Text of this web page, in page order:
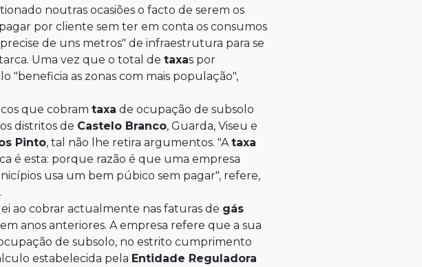
noutras ocasiões o facto de serem os
por cliente sem ter em conta os consumos
de uns metros" de infraestrutura para se
Uma vez que o total de taxas por
as zonas com mais população",
que cobram taxa de ocupação de subsolo
distritos de Castelo Branco, Guarda, Viseu e
Pinto, tal não lhe retira argumentos. "A taxa
é esta: porque razão é que uma empresa
usa um bem púbico sem pagar", refere,
ao cobrar actualmente nas faturas de gás
anos anteriores. A empresa refere que a sua
de subsolo, no estrito cumprimento
estabelecida pela Entidade Reguladora